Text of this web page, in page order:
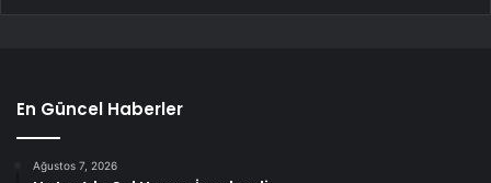
En Güncel Haberler
Ağustos 7, 2026